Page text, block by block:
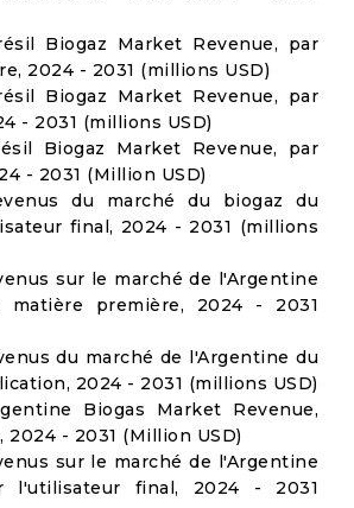
Biogaz Market Revenue, par
2024 - 2031 (millions USD)
Biogaz Market Revenue, par
- 2031 (millions USD)
Biogaz Market Revenue, par
- 2031 (Million USD)
du marché du biogaz du
final, 2024 - 2031 (millions
sur le marché de l'Argentine
matière première, 2024 - 2031
du marché de l'Argentine du
2024 - 2031 (millions USD)
Biogas Market Revenue,
2024 - 2031 (Million USD)
sur le marché de l'Argentine
l'utilisateur final, 2024 - 2031